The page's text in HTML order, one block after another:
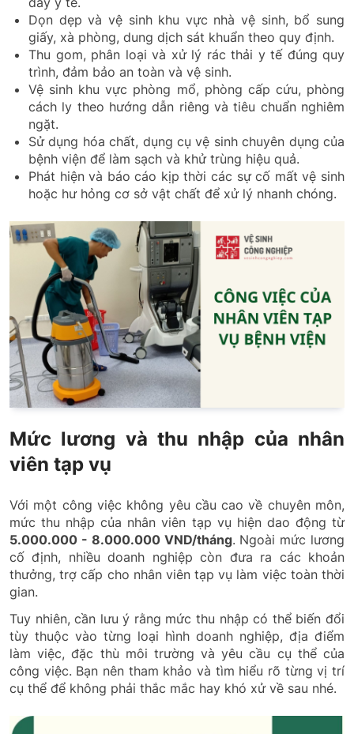
Dọn dẹp và vệ sinh khu vực nhà vệ sinh, bổ sung
giấy, xà phòng, dung dịch sát khuẩn theo quy định.
Thu gom, phân loại và xử lý rác thải y tế đúng quy
trình, đảm bảo an toàn và vệ sinh.
Vệ sinh khu vực phòng mổ, phòng cấp cứu, phòng
cách ly theo hướng dẫn riêng và tiêu chuẩn nghiêm
ngặt.
Sử dụng hóa chất, dụng cụ vệ sinh chuyên dụng của
bệnh viện để làm sạch và khử trùng hiệu quả.
Phát hiện và báo cáo kịp thời các sự cố mất vệ sinh
hoặc hư hỏng cơ sở vật chất để xử lý nhanh chóng.
Mức lương và thu nhập của nhân
viên tạp vụ
Với một công việc không yêu cầu cao về chuyên môn,
mức thu nhập của nhân viên tạp vụ hiện dao động từ
5.000.000 - 8.000.000 VND/tháng. Ngoài mức lương
cố định, nhiều doanh nghiệp còn đưa ra các khoản
thưởng, trợ cấp cho nhân viên tạp vụ làm việc toàn thời
gian.
Tuy nhiên, cần lưu ý rằng mức thu nhập có thể biến đổi
tùy thuộc vào từng loại hình doanh nghiệp, địa điểm
làm việc, đặc thù môi trường và yêu cầu cụ thể của
công việc. Bạn nên tham khảo và tìm hiểu rõ từng vị trí
cụ thể để không phải thắc mắc hay khó xử về sau nhé.